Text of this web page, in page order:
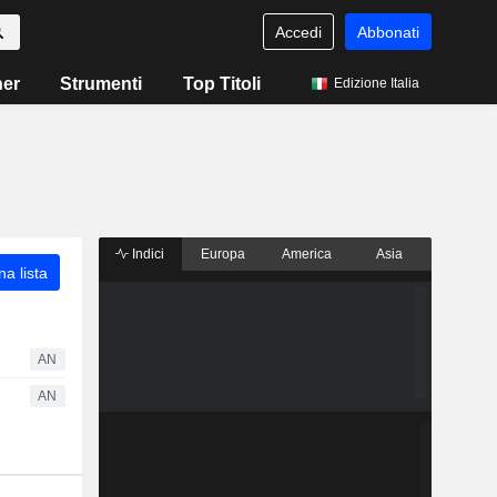
Accedi Abbonati
Strumenti Top Titoli Edizione Italia
lista
AN
AN
Indici Europa America Asia